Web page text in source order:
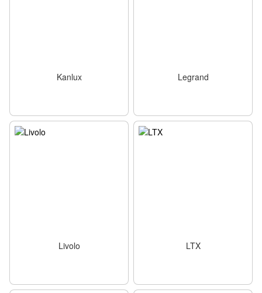
Kanlux Legrand
Livolo LTX